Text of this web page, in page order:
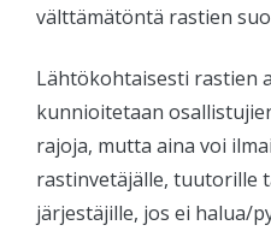
välttämätöntä rastien
Lähtökohtaisesti rastien
kunnioitetaan
rajoja, mutta aina voi
rastinvetäjälle, tuutorille
järjestäjille, jos ei halua/